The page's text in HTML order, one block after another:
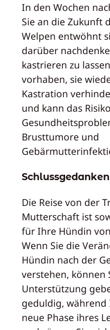
In den Wochen
Sie an die Zukunft
Welpen entwöhnt
darüber
kastrieren zu
vorhaben, sie
Kastration
und kann das
Brusttumore und
Schlussgedanken
Die Reise von der
Mutterschaft ist
für Ihre Hündin
Wenn Sie die
Hündin nach der
verstehen, können
Unterstützung
geduldig,
neue Phase ihres